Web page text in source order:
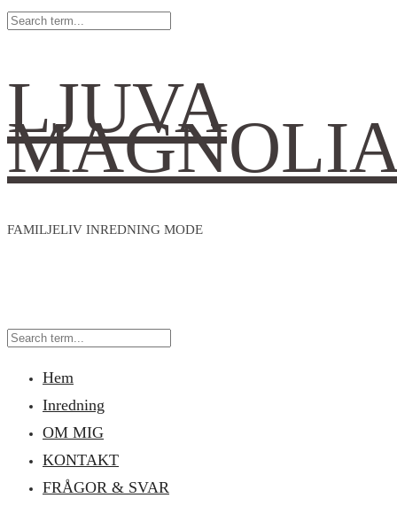
LJUVA
FAMILJELIV INREDNING MODE
Hem
Inredning
OM MIG
KONTAKT
FRÅGOR & SVAR